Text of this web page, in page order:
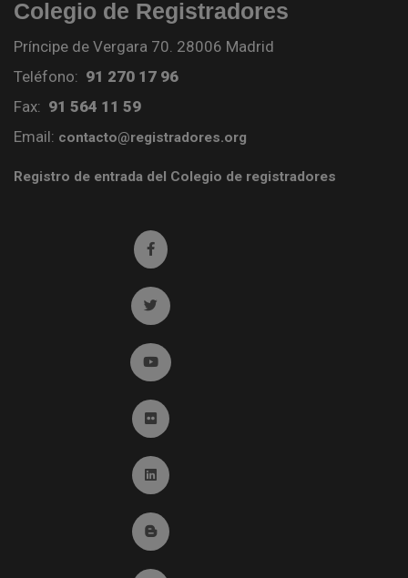
Colegio de Registradores
Príncipe de Vergara 70. 28006 Madrid
Teléfono: 91 270 17 96
Fax: 91 564 11 59
Email: contacto@registradores.org
Registro de entrada del Colegio de registradores
Ir a facebook (abre en ventana nueva)
Ir a twitter (abre en ventana nueva)
Ir a YouTube (abre en ventana nueva)
Ir a Flickr (abre en ventana nueva)
Ir a Linkedin (abre en ventana nueva)
Ir al Blog (abre en ventana nueva)